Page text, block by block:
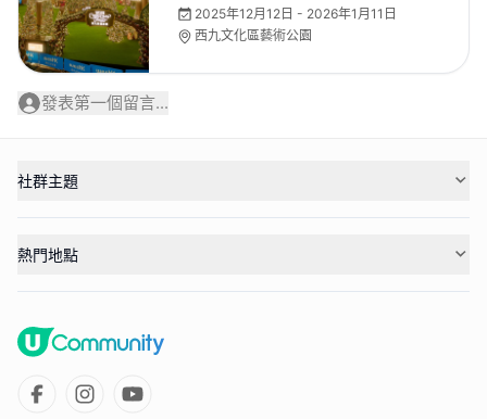
2025年12月12日 - 2026年1月11日
西九文化區藝術公園
發表第一個留言...
社群主題
熱門地點